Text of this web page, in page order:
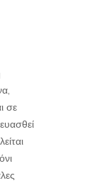
σε